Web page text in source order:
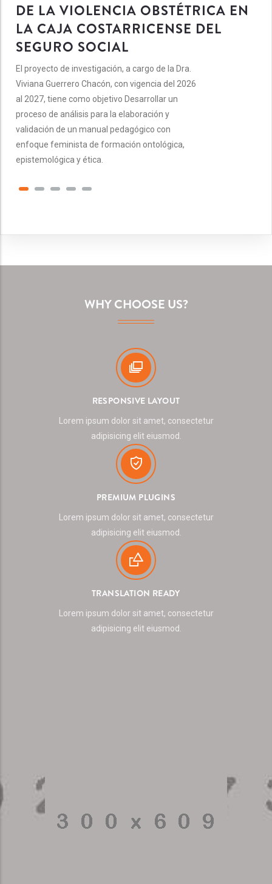
DE LA VIOLENCIA OBSTÉTRICA EN
LA CAJA COSTARRICENSE DEL
SEGURO SOCIAL
El proyecto de investigación, a cargo de la Dra.
Viviana Guerrero Chacón, con vigencia del 2026
al 2027, tiene como objetivo Desarrollar un
proceso de análisis para la elaboración y
validación de un manual pedagógico con
enfoque feminista de formación ontológica,
epistemológica y ética.
WHY CHOOSE US?
RESPONSIVE LAYOUT
Lorem ipsum dolor sit amet, consectetur
adipisicing elit eiusmod.
PREMIUM PLUGINS
Lorem ipsum dolor sit amet, consectetur
adipisicing elit eiusmod.
TRANSLATION READY
Lorem ipsum dolor sit amet, consectetur
adipisicing elit eiusmod.